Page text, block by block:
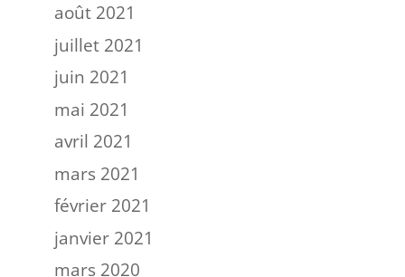
août 2021
juillet 2021
juin 2021
mai 2021
avril 2021
mars 2021
février 2021
janvier 2021
mars 2020